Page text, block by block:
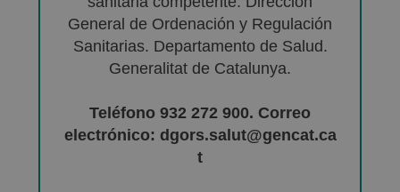
General de Ordenación y Regulación
Sanitarias. Departamento de Salud.
Generalitat de Catalunya.
Teléfono 932 272 900. Correo
electrónico: dgors.salut@gencat.ca
t